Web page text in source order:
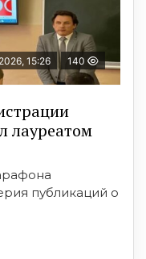
15:26 140
лауреатом
публикаций о